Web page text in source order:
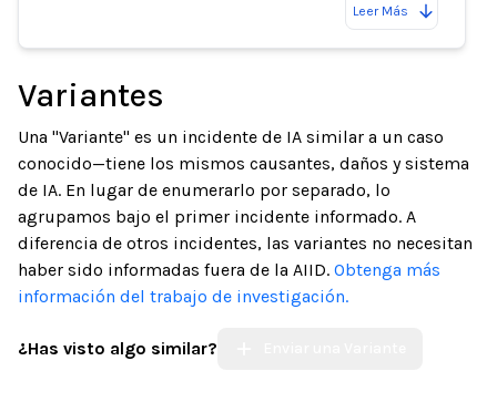
Leer Más
Variantes
Una "Variante" es un incidente de IA similar a un caso
conocido—tiene los mismos causantes, daños y sistema
de IA. En lugar de enumerarlo por separado, lo
agrupamos bajo el primer incidente informado. A
diferencia de otros incidentes, las variantes no necesitan
haber sido informadas fuera de la AIID. Obtenga más
información del trabajo de investigación.
¿Has visto algo similar?